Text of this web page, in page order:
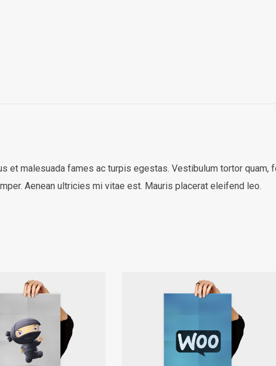
et malesuada fames ac turpis egestas. Vestibulum tortor
Aenean ultricies mi vitae est. Mauris placerat eleifend leo.